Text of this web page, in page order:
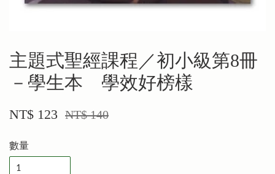
主題式聖經課程／初小級第8冊
－學生本 學效好榜樣
NT$ 123 NT$ 140
數量